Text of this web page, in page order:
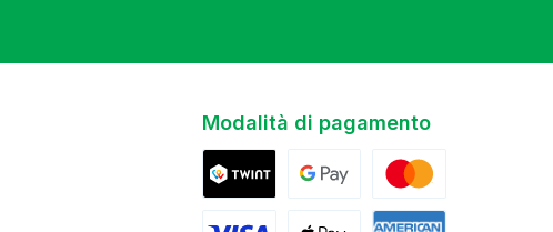
Modalità di pagamento
Google PayMastercard